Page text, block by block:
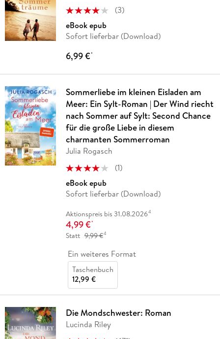
(3)
eBook epub
Sofort lieferbar (Download)
6,99 €*
Sommerliebe im kleinen Eisladen am
Meer: Ein Sylt-Roman | Der Wind riecht
nach Sommer auf Sylt: Second Chance
für die große Liebe in diesem
charmanten Sommerroman
Julia Rogasch
(1)
eBook epub
Sofort lieferbar (Download)
Aktionspreis bis 31.08.20264
4,99 €*
Statt 9,99 €4
Ein weiteres Format
Taschenbuch
12,99 €
Die Mondschwester: Roman
Lucinda Riley